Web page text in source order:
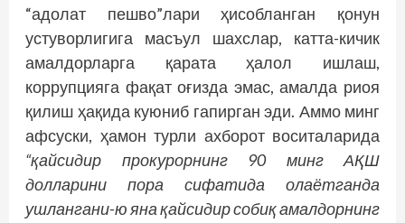
“адолат пешво”лари ҳисобланган қонун
устуворлигига мас­ъул шахслар, катта-кичик
амалдорларга қарата ҳалол ишлаш,
коррупцияга фақат оғизда эмас, амалда риоя
қилиш ҳақида куюниб гапирган эди. Аммо минг
афсус­ки, ҳамон турли ахборот воситаларида
“қайсидир прокурорнинг 90 минг АҚШ
долларини пора сифатида олаётганда
ушлангани-ю яна қайсидир собиқ амалдорнинг